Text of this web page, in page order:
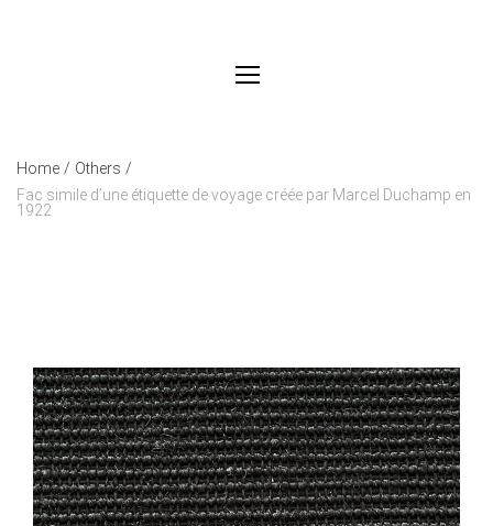
Home / Others /
Fac simile d’une étiquette de voyage créée par Marcel Duchamp en
1922